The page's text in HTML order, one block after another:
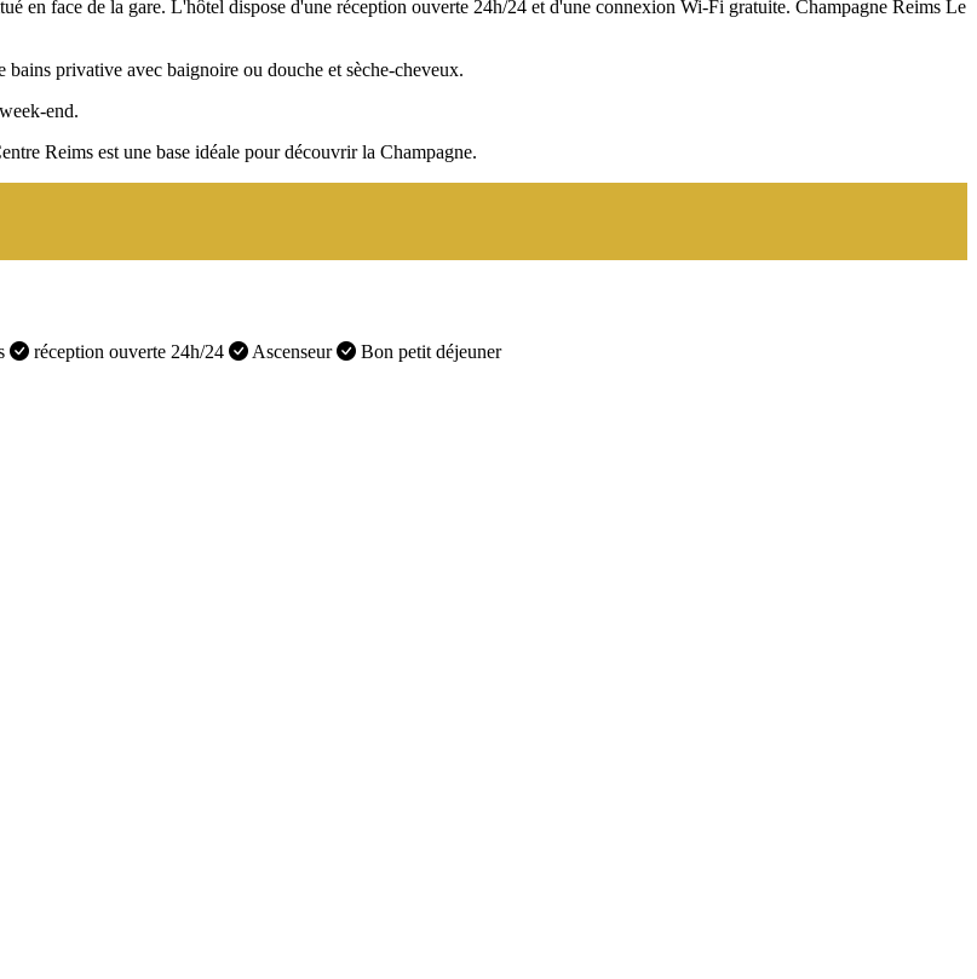
en face de la gare. L'hôtel dispose d'une réception ouverte 24h/24 et d'une connexion Wi-Fi gratuite. Champagne Reims Le
privative avec baignoire ou douche et sèche-cheveux.
end.
Reims est une base idéale pour découvrir la Champagne.
réception ouverte 24h/24 Ascenseur Bon petit déjeuner